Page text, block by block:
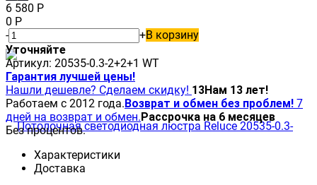
6 580 Р
0 Р
-
+В корзину
Уточняйте
Артикул: 20535-0.3-2+2+1 WT
Гарантия лучшей цены!
Нашли дешевле? Сделаем скидку! 13Нам 13 лет!
Работаем с 2012 года.Возврат и обмен без проблем! 7
дней на возврат и обмен.Рассрочка на 6 месяцев
Без процентов.
Характеристики
Доставка